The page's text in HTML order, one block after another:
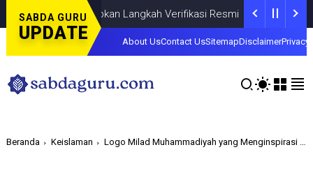
SABDA GURU
UPDATE
Siapkan Langkah Verifikasi Resmi NEWSJULY 02, 2026
About UsContact UsSitemapDisclaimerPrivacy
Beranda Keislaman Logo Milad Muhammadiyah yang Menginspirasi dan Memiliki Makna Mendalam